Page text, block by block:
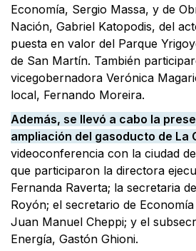
Economía, Sergio Massa, y de
Nación, Gabriel Katopodis, del
puesta en valor del Parque
de San Martín. También
vicegobernadora Verónica
local, Fernando Moreira.
Además, se llevó a cabo la
ampliación del gasoducto de La
videoconferencia con la ciudad
que participaron la directora
Fernanda Raverta; la secretaria
Royón; el secretario de
Juan Manuel Cheppi; y el
Energía, Gastón Ghioni.